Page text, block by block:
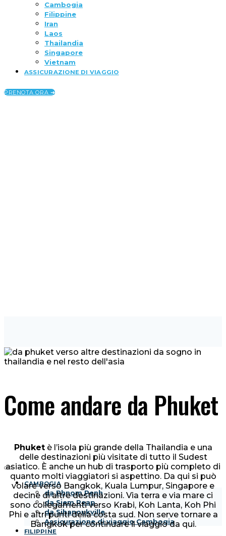
Cambogia
Filippine
Iran
Laos
Thailandia
Singapore
Vietnam
ASSICURAZIONE DI VIAGGIO
PRENOTA ORA ➜
CAMBOGIA
da Phnom Penh
da Siem Reap
da Sihanoukville
Assicurazione di viaggio Cambogia
FILIPPINE
Come andare da Phuket
Phuketè l’isola più grande della Thailandia e una
delle destinazioni più visitate di tutto il Sudest
asiatico. È anche un hub di trasporto più completo di
quanto molti viaggiatori si aspettino. Da qui si può
volare verso Bangkok, Kuala Lumpur, Singapore e
decine di altre destinazioni. Via terra e via mare ci
sono collegamenti verso Krabi, Koh Lanta, Koh Phi
Phi e altri punti della costa sud. Non serve tornare a
Bangkok per continuare il viaggio da qui.